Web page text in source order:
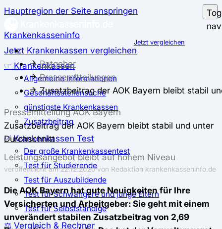
Hauptregion der Seite anspringen
Krankenkasseninfo
Jetzt Krankenkassen vergleichen
☞ Krankenkassen
Allgemeine Informationen
Geschäftsstellensuche
günstigste Krankenkassen
Zusatzbeitrag
✅ Krankenkassen Test
Der große Krankenkassentest
Test für Studierende
Test für Auszubildende
Test für Schwangere und junge Eltern
Test für Selbstständige
⚖️ Vergleich & Rechner
Jetzt vergleichen
Ratgeber
Pressemitteilungen
Zusatzbeitrag der AOK Bayern bleibt stabil
Pressemitteilung AOK Bayern
Zusatzbeitrag der AOK Bayern bleibt stabil und unter
Durchschnitt
Leistungsangebot bleibt auf hohem Niveau
veröffentlicht am 22.12.2025 von Redaktion krankenkasseninfo.de
Die AOK Bayern hat gute Neuigkeiten für Ihre
Versicherten und Arbeitgeber: Sie geht mit einem
unverändert stabilen Zusatzbeitrag von 2,69